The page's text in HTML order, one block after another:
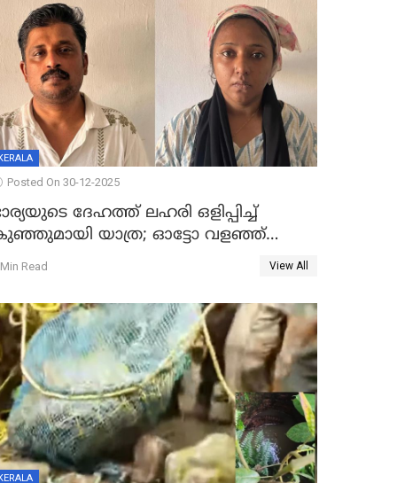
KERALA
Posted On 30-12-2025
ദേഹത്ത് ലഹരി ഒളിപ്പിച്ച്
യാത്ര; ഓട്ടോ വളഞ്ഞ്
പിടികൂടി പൊലീസ്
Read View All
KERALA